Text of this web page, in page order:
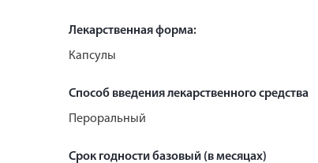
Лекарственная форма:
Капсулы
Способ введения лекарственного средства
Пероральный
Срок годности базовый (в месяцах)